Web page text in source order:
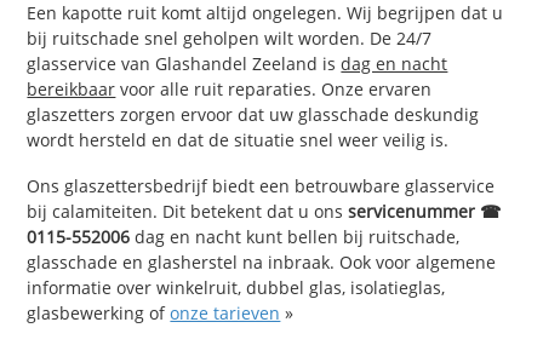
Een kapotte ruit komt altijd ongelegen. Wij begrijpen dat u
bij ruitschade snel geholpen wilt worden. De 24/7
glasservice van Glashandel Zeeland isdag en nacht
bereikbaar voor alle ruit reparaties. Onze ervaren
glaszetters zorgen ervoor dat uw glasschade deskundig
wordt hersteld en dat de situatie snel weer veilig is.
Ons glaszettersbedrijf biedt een betrouwbare glasservice
bij calamiteiten. Dit betekent dat u onsservicenummer ☎
0115-552006 dag en nacht kunt bellen bij ruitschade,
glasschade en glasherstel na inbraak. Ook voor algemene
informatie over winkelruit, dubbel glas, isolatieglas,
glasbewerking ofonze tarieven »